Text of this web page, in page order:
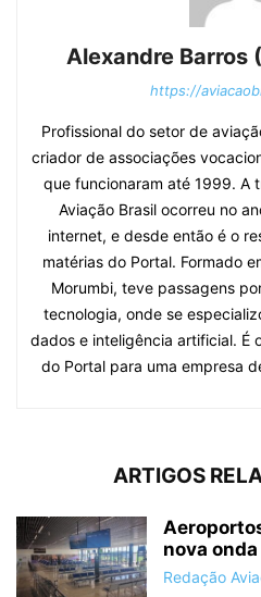
Alexandre Barros
https://
Profissional do setor de
criador de associações
que funcionaram até 1999. A
Aviação Brasil ocorreu no
internet, e desde então é o
matérias do Portal. Formado
Morumbi, teve passagens
tecnologia, onde se
dados e inteligência artificial. É
do Portal para uma empresa
ARTIGOS
nova
Redação